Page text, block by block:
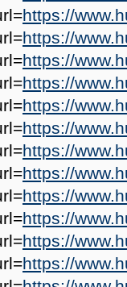
https://
https://
https://
https://
https://
https://
https://
https://
https://
https://
https://
https://